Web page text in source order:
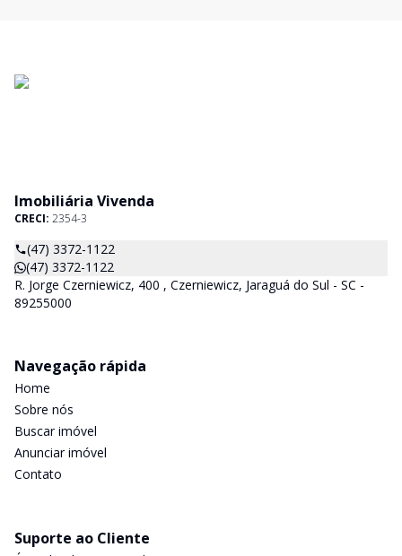
Imobiliária Vivenda
CRECI: 2354-3
(47) 3372-1122
(47) 3372-1122
R. Jorge Czerniewicz, 400 , Czerniewicz, Jaraguá do Sul - SC -
89255000
Navegação rápida
Home
Sobre nós
Buscar imóvel
Anunciar imóvel
Contato
Suporte ao Cliente